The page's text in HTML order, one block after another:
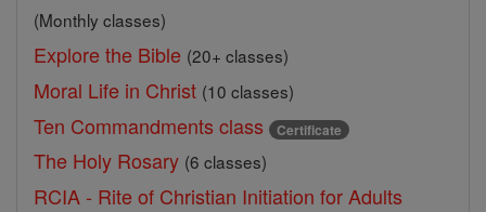
(Monthly classes)
Explore the Bible (20+ classes)
Moral Life in Christ (10 classes)
Ten Commandments class Certificate
The Holy Rosary (6 classes)
RCIA - Rite of Christian Initiation for Adults